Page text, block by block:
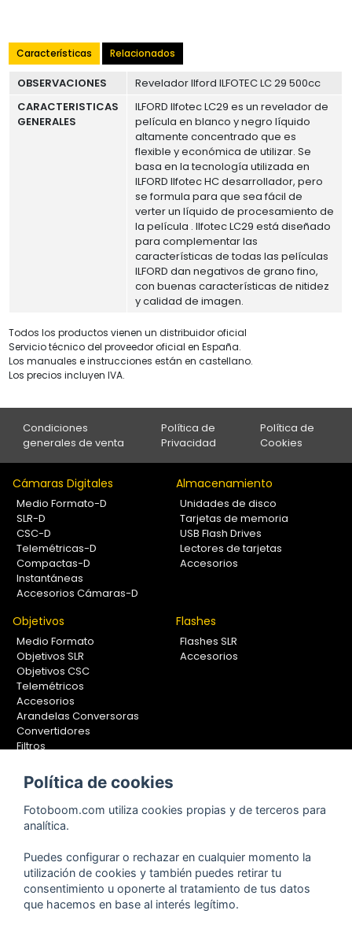
Características Relacionados
OBSERVACIONES
Revelador Ilford ILFOTEC LC 29 500cc
CARACTERISTICAS
GENERALES
ILFORD Ilfotec LC29 es un revelador de
película en blanco y negro líquido
altamente concentrado que es
flexible y económica de utilizar. Se
basa en la tecnología utilizada en
ILFORD Ilfotec HC desarrollador, pero
se formula para que sea fácil de
verter un líquido de procesamiento de
la película . Ilfotec LC29 está diseñado
para complementar las
características de todas las películas
ILFORD dan negativos de grano fino,
con buenas características de nitidez
y calidad de imagen.
Todos los productos vienen un distribuidor oficial
Servicio técnico del proveedor oficial en España.
Los manuales e instrucciones están en castellano.
Los precios incluyen IVA.
Condiciones
generales de venta
Política de
Privacidad
Política de
Cookies
Cámaras Digitales
Medio Formato-D
SLR-D
CSC-D
Telemétricas-D
Compactas-D
Instantáneas
Accesorios Cámaras-D
Almacenamiento
Unidades de disco
Tarjetas de memoria
USB Flash Drives
Lectores de tarjetas
Accesorios
Objetivos
Medio Formato
Objetivos SLR
Objetivos CSC
Telemétricos
Accesorios
Arandelas Conversoras
Convertidores
Filtros
Calibradores
Flashes
Flashes SLR
Accesorios
Soportes Fotografía
Monopiés
Trípodes
Kit Completos
Accesorios
Política de cookies
Fotoboom.com utiliza cookies propias y de terceros para
analítica.
Puedes configurar o rechazar en cualquier momento la
utilización de cookies y también puedes retirar tu
consentimiento u oponerte al tratamiento de tus datos
que hacemos en base al interés legítimo.